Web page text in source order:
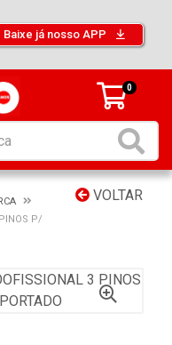
Baixe já nosso APP
0
VOLTAR
P/